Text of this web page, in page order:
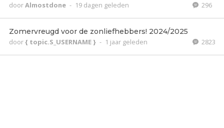
doorAlmostdone - 19 dagen geleden 296
Zomervreugd voor de zonliefhebbers! 2024/2025
door{ topic.S_USERNAME } - 1 jaar geleden 2823